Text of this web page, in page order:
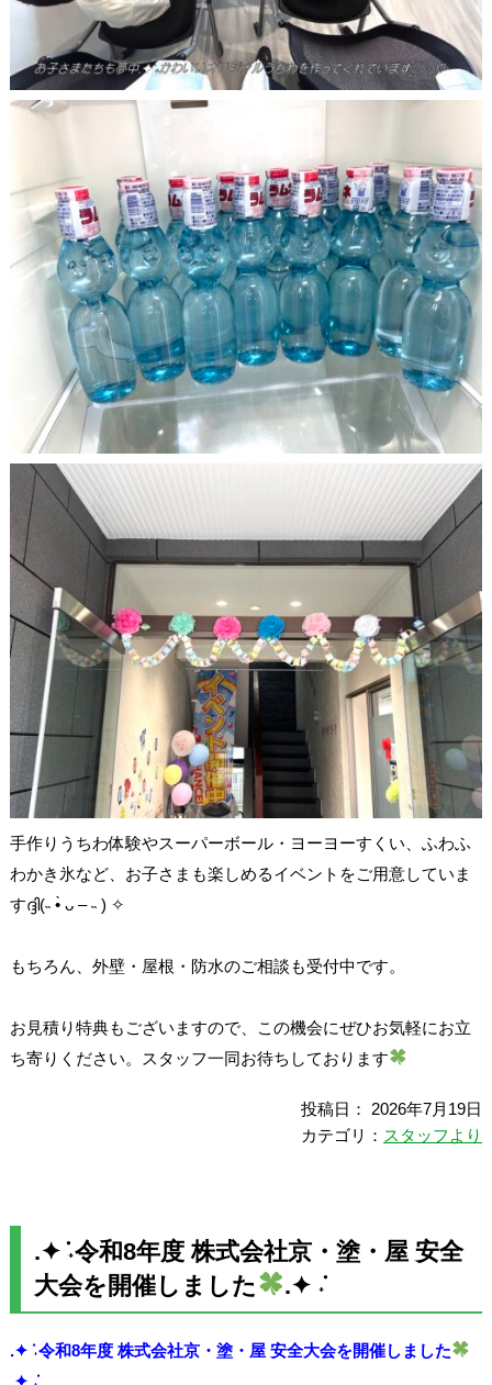
手作りうちわ体験やスーパーボール・ヨーヨーすくい、ふわふ
わかき氷など、お子さまも楽しめるイベントをご用意していま
すദ്ദി(˵ •̀ ᴗ – ˵ ) ✧
もちろん、外壁・屋根・防水のご相談も受付中です。
お見積り特典もございますので、この機会にぜひお気軽にお立
ち寄りください。スタッフ一同お待ちしております
投稿日： 2026年7月19日
カテゴリ： スタッフより
.✦ ݁˖令和8年度 株式会社京・塗・屋 安全
大会を開催しました
.✦ ݁˖
.✦ ݁˖令和8年度 株式会社京・塗・屋 安全大会を開催しました
.✦ ݁˖